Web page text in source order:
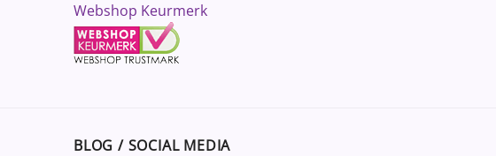
Webshop Keurmerk
BLOG / SOCIAL MEDIA